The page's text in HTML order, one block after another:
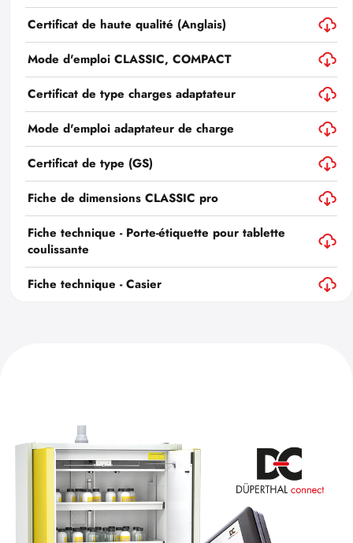
Certificat de haute qualité (Anglais)
Mode d'emploi CLASSIC, COMPACT
Certificat de type charges adaptateur
Mode d'emploi adaptateur de charge
Certificat de type (GS)
Fiche de dimensions CLASSIC pro
Fiche technique - Porte-étiquette pour tablette
coulissante
Fiche technique - Casier